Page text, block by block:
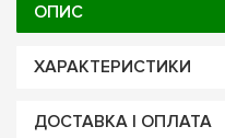
ОПИС
ХАРАКТЕРИСТИКИ
ДОСТАВКА І ОПЛАТА